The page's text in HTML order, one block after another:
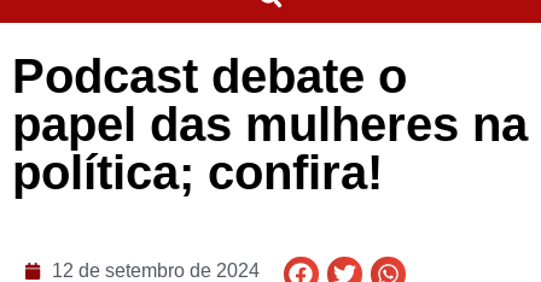
Podcast debate o
papel das mulheres na
política; confira!
12 de setembro de 2024